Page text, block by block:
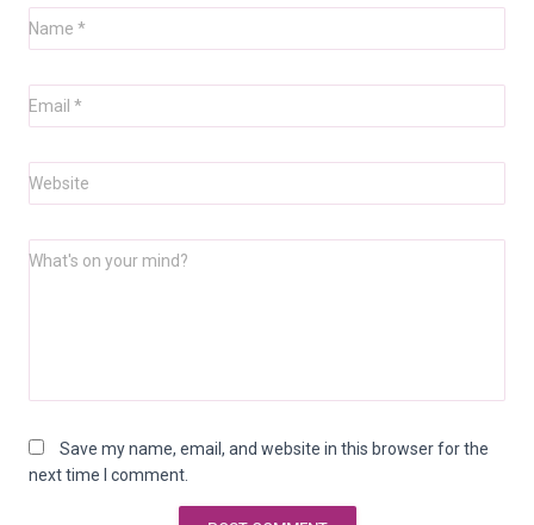
Name *
Email *
Website
What's on your mind?
Save my name, email, and website in this browser for the
next time I comment.